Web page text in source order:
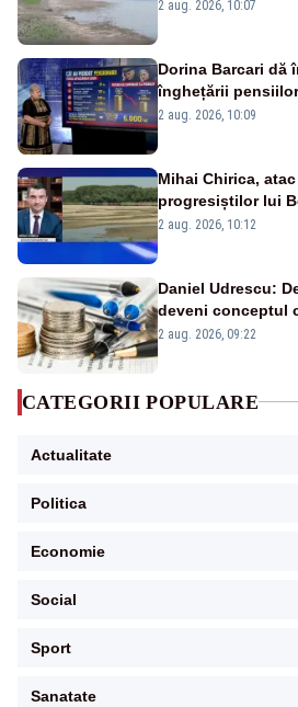
2 aug. 2026, 10:07
Dorina Barcari dă
înghețării
pierdute de fiecare
2 aug. 2026, 10:09
Mihai Chirica,
progresiștilor lui
protejăm și
2 aug. 2026, 10:12
Daniel Udrescu:
deveni conceptul
viitoare?
2 aug. 2026, 09:22
CATEGORII POPULARE
Actualitate
Politica
Economie
Social
Sport
Sanatate